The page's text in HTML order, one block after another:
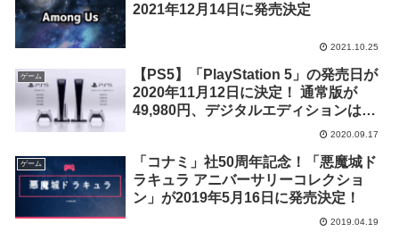
2021年12月14日に発売決定
2021.10.25
ゲーム
【PS5】「PlayStation 5」の発売日が
2020年11月12日に決定！ 通常版が
49,980円、デジタルエディションは
2020.09.17
ゲーム
「コナミ」社50周年記念！「悪魔城ド
ラキュラ アニバーサリーコレクショ
ン」が2019年5月16日に発売決定！
2019.04.19